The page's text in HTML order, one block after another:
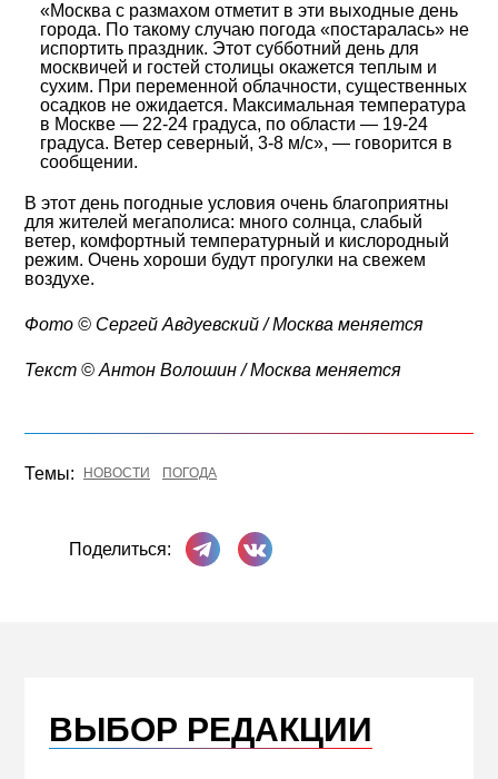
«Москва с размахом отметит в эти выходные день
города. По такому случаю погода «постаралась» не
испортить праздник. Этот субботний день для
москвичей и гостей столицы окажется теплым и
сухим. При переменной облачности, существенных
осадков не ожидается. Максимальная температура
в Москве — 22-24 градуса, по области — 19-24
градуса. Ветер северный, 3-8 м/с», — говорится в
сообщении.
В этот день погодные условия очень благоприятны
для жителей мегаполиса: много солнца, слабый
ветер, комфортный температурный и кислородный
режим. Очень хороши будут прогулки на свежем
воздухе.
Фото © Сергей Авдуевский / Москва меняется
Текст © Антон Волошин / Москва меняется
Темы: НОВОСТИ ПОГОДА
Поделиться:
Поделиться в Телеграме
Поделиться ВКонтакте
ВЫБОР РЕДАКЦИИ